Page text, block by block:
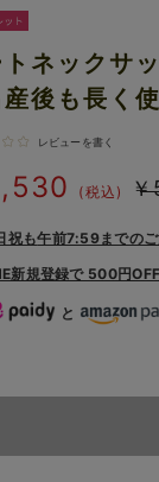
トネックサ
産後も長く
レビューを書く
(税込)
祝も午前7:59までの
新規登録で 500円
と